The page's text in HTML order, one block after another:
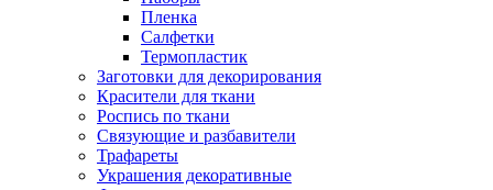
Пленка
Салфетки
Термопластик
Заготовки для декорирования
Красители для ткани
Роспись по ткани
Связующие и разбавители
Трафареты
Украшения декоративные